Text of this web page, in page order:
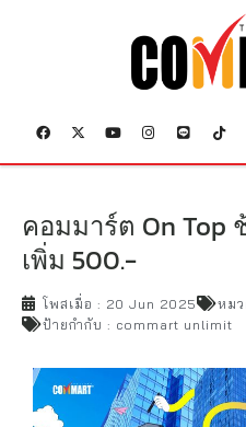
คอมมาร์ต On Top
เพิ่ม 500.-
โพสเมื่อ : 20 Jun 2025 หม
ป้ายกำกับ : commart unlimit